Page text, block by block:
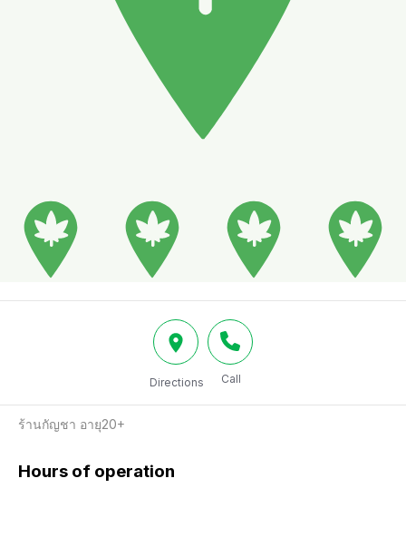
Directions Call
ร้านกัญชา อายุ20+
Hours of operation